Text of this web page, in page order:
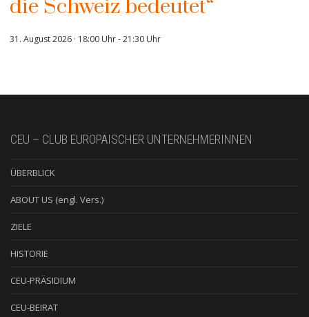
die Schweiz bedeutet“
31. August 2026 · 18:00 Uhr-21:30 Uhr
CEU – CLUB EUROPÄISCHER UNTERNEHMERINNEN
ÜBERBLICK
ABOUT US (engl. Vers.)
ZIELE
HISTORIE
CEU-PRÄSIDIUM
CEU-BEIRAT